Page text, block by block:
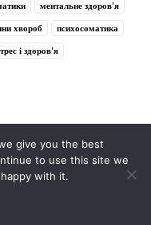
ментальне здоров'я
хвороб психосоматика
і здоров'я
give you the best
to use this site we
with it.